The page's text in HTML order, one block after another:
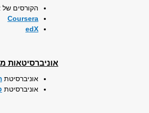
הקורסים של
Coursera
edX
אוניברסיטאות
אוניברסיטת
אוניברסיטת